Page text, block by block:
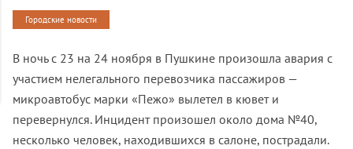
Городские новости
В ночь с 23 на 24 ноября в Пушкине произошла авария с
участием нелегального перевозчика пассажиров —
микроавтобус марки «Пежо» вылетел в кювет и
перевернулся. Инцидент произошел около дома №40,
несколько человек, находившихся в салоне, пострадали.